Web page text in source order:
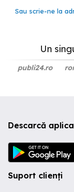
Sau scrie-ne la
Un
publi24.ro
Descarcă
Suport clienți